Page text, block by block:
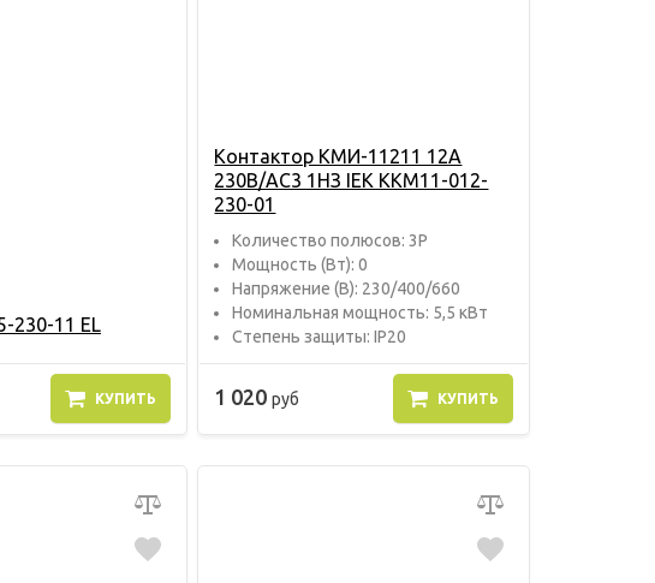
230-11 EL
КУПИТЬ
Контактор КМИ-11211 12А
230В/АС3 1HЗ IEK KKM11-012-
230-01
Количество полюсов: 3P
Мощность (Вт): 0
Напряжение (В): 230/400/660
Номинальная мощность: 5,5 кВт
Степень защиты: IP20
1 020руб КУПИТЬ